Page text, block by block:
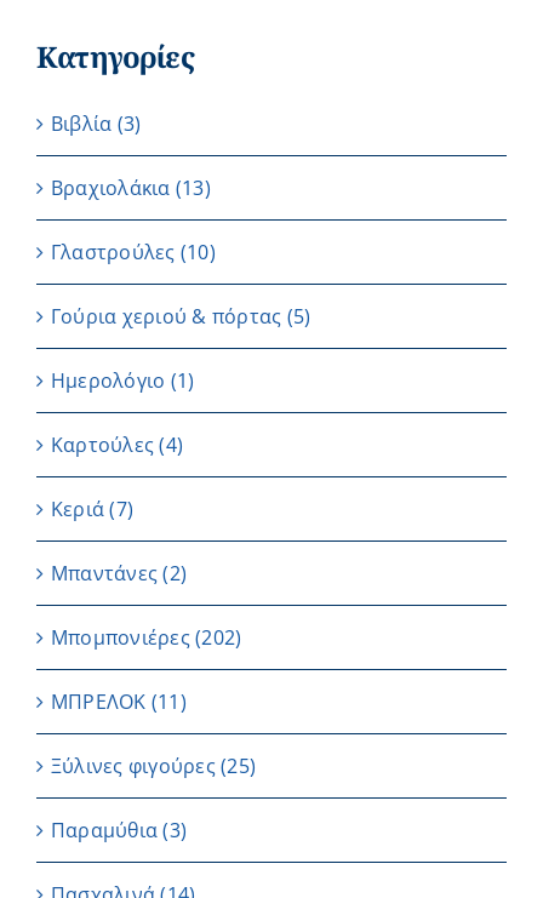
Κατηγορίες
Βιβλία (3)
Βραχιολάκια (13)
Γλαστρούλες (10)
Γούρια χεριού & πόρτας (5)
Ημερολόγιο (1)
Καρτούλες (4)
Κεριά (7)
Μπαντάνες (2)
Μπομπονιέρες(202)
ΜΠΡΕΛΟΚ (11)
Ξύλινες φιγούρες(25)
Παραμύθια (3)